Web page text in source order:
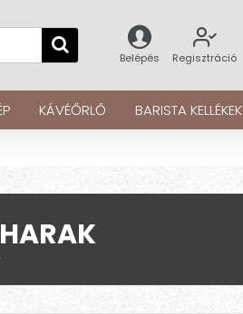
Belépés Regisztráció
KÁVÉŐRLŐ BARISTA KELLÉKEK